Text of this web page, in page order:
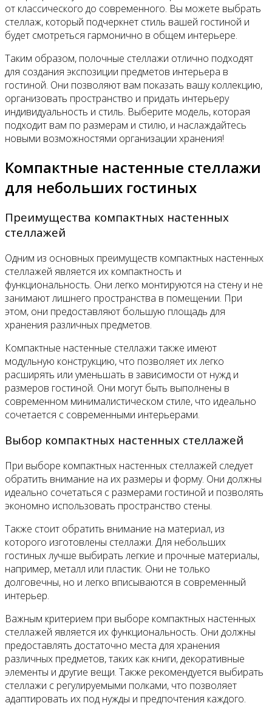
от классического до современного. Вы можете выбрать
стеллаж, который подчеркнет стиль вашей гостиной и
будет смотреться гармонично в общем интерьере.
Таким образом, полочные стеллажи отлично подходят
для создания экспозиции предметов интерьера в
гостиной. Они позволяют вам показать вашу коллекцию,
организовать пространство и придать интерьеру
индивидуальность и стиль. Выберите модель, которая
подходит вам по размерам и стилю, и наслаждайтесь
новыми возможностями организации хранения!
Компактные настенные стеллажи
для небольших гостиных
Преимущества компактных настенных
стеллажей
Одним из основных преимуществ компактных настенных
стеллажей является их компактность и
функциональность. Они легко монтируются на стену и не
занимают лишнего пространства в помещении. При
этом, они предоставляют большую площадь для
хранения различных предметов.
Компактные настенные стеллажи также имеют
модульную конструкцию, что позволяет их легко
расширять или уменьшать в зависимости от нужд и
размеров гостиной. Они могут быть выполнены в
современном минималистическом стиле, что идеально
сочетается с современными интерьерами.
Выбор компактных настенных стеллажей
При выборе компактных настенных стеллажей следует
обратить внимание на их размеры и форму. Они должны
идеально сочетаться с размерами гостиной и позволять
экономно использовать пространство стены.
Также стоит обратить внимание на материал, из
которого изготовлены стеллажи. Для небольших
гостиных лучше выбирать легкие и прочные материалы,
например, металл или пластик. Они не только
долговечны, но и легко вписываются в современный
интерьер.
Важным критерием при выборе компактных настенных
стеллажей является их функциональность. Они должны
предоставлять достаточно места для хранения
различных предметов, таких как книги, декоративные
элементы и другие вещи. Также рекомендуется выбирать
стеллажи с регулируемыми полками, что позволяет
адаптировать их под нужды и предпочтения каждого.